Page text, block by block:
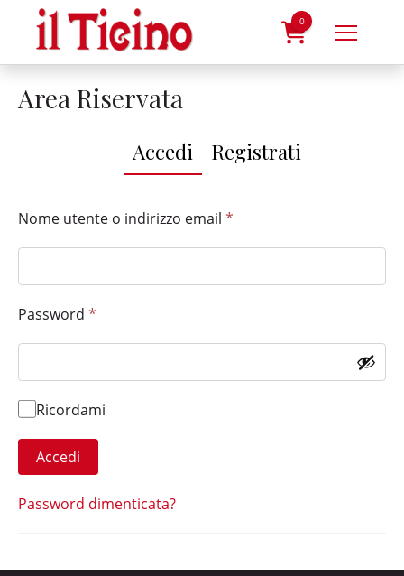
content
0
prodotti
Area Riservata
Accedi Registrati
Nome utente o indirizzo email *
Password *
Ricordami
Accedi
Password dimenticata?